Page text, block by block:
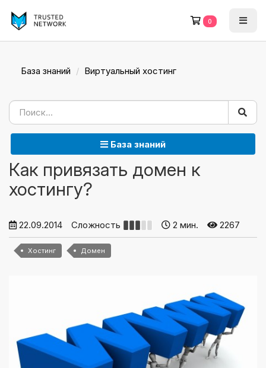
0
База знаний Виртуальный хостинг
База знаний
Как привязать домен к
хостингу?
22.09.2014 Сложность 2 мин. 2267
Хостинг Домен